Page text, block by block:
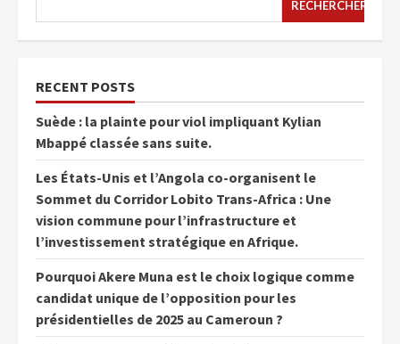
RECHERCHER
RECENT POSTS
Suède : la plainte pour viol impliquant Kylian
Mbappé classée sans suite.
Les États-Unis et l’Angola co-organisent le
Sommet du Corridor Lobito Trans-Africa : Une
vision commune pour l’infrastructure et
l’investissement stratégique en Afrique.
Pourquoi Akere Muna est le choix logique comme
candidat unique de l’opposition pour les
présidentielles de 2025 au Cameroun ?